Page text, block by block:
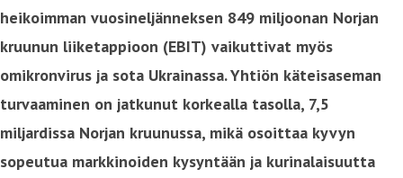
heikoimman vuosineljänneksen 849 miljoonan Norjan
kruunun liiketappioon (EBIT) vaikuttivat myös
omikronvirus ja sota Ukrainassa. Yhtiön käteisaseman
turvaaminen on jatkunut korkealla tasolla, 7,5
miljardissa Norjan kruunussa, mikä osoittaa kyvyn
sopeutua markkinoiden kysyntään ja kurinalaisuutta